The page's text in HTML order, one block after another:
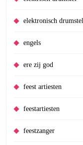
elektronisch drumstel
engels
ere zij god
feest artiesten
feestartiesten
feestzanger